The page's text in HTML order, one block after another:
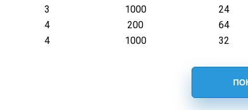
3 1000 24
4 200 64
4 1000 32